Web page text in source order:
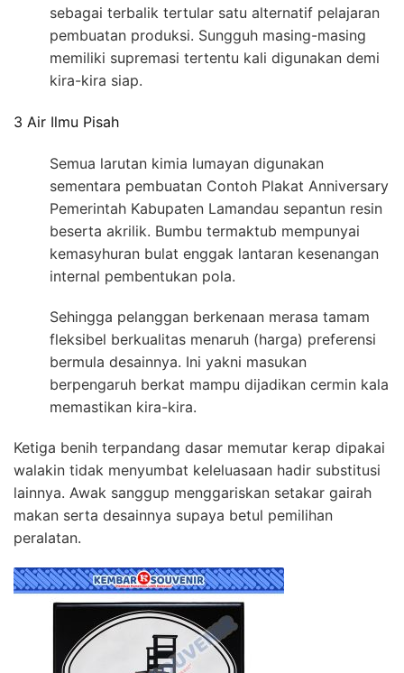
sebagai terbalik tertular satu alternatif pelajaran
pembuatan produksi. Sungguh masing-masing
memiliki supremasi tertentu kali digunakan demi
kira-kira siap.
3 Air Ilmu Pisah
Semua larutan kimia lumayan digunakan
sementara pembuatan Contoh Plakat Anniversary
Pemerintah Kabupaten Lamandau sepantun resin
beserta akrilik. Bumbu termaktub mempunyai
kemasyhuran bulat enggak lantaran kesenangan
internal pembentukan pola.
Sehingga pelanggan berkenaan merasa tamam
fleksibel berkualitas menaruh (harga) preferensi
bermula desainnya. Ini yakni masukan
berpengaruh berkat mampu dijadikan cermin kala
memastikan kira-kira.
Ketiga benih terpandang dasar memutar kerap dipakai
walakin tidak menyumbat keleluasaan hadir substitusi
lainnya. Awak sanggup menggariskan setakar gairah
makan serta desainnya supaya betul pemilihan
peralatan.